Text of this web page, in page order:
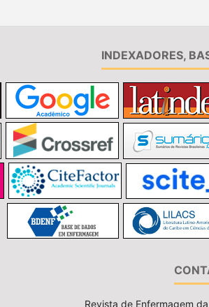
INDEXADORES,
Revista de Enfermagem